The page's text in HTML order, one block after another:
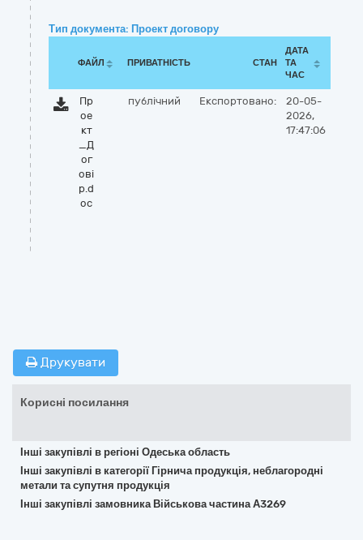
Тип документа: Проект договору
ФАЙЛ ПРИВАТНІСТЬ СТАН
ДАТА
ТА
ЧАС
Пр
ое
кт
_Д
ог
ові
р.d
oc
публічний Експортовано:
20-05-
2026,
17:47:06
Друкувати
Корисні посилання
Інші закупівлі в регіоні Одеська область
Інші закупівлі в категорії Гірнича продукція, неблагородні
метали та супутня продукція
Інші закупівлі замовника Військова частина А3269